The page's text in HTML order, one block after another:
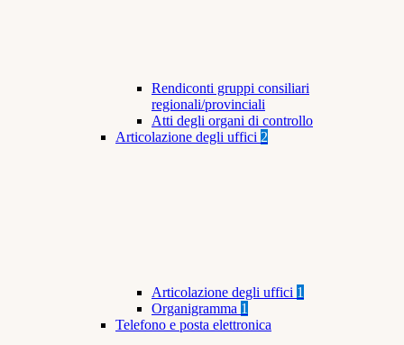
Rendiconti gruppi consiliari
regionali/provinciali
Atti degli organi di controllo
Articolazione degli uffici 2
Articolazione degli uffici 1
Organigramma 1
Telefono e posta elettronica